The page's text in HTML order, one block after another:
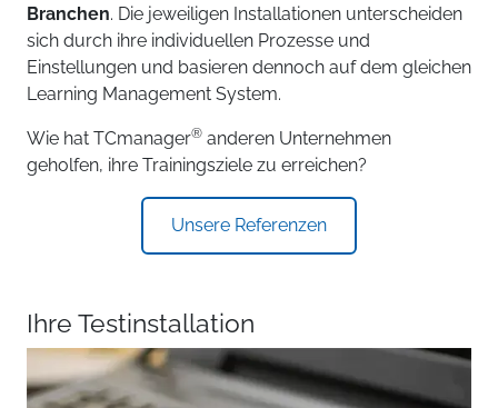
Branchen. Die jeweiligen Installationen unterscheiden
sich durch ihre individuellen Prozesse und
Einstellungen und basieren dennoch auf dem gleichen
Learning Management System.
Wie hat TCmanager® anderen Unternehmen
geholfen, ihre Trainingsziele zu erreichen?
Unsere Referenzen
Ihre Testinstallation